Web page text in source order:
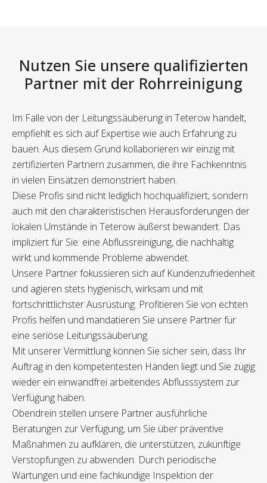
Nutzen Sie unsere qualifizierten
Partner mit der Rohrreinigung
Im Falle von der Leitungssäuberung in Teterow handelt,
empfiehlt es sich auf Expertise wie auch Erfahrung zu
bauen. Aus diesem Grund kollaborieren wir einzig mit
zertifizierten Partnern zusammen, die ihre Fachkenntnis
in vielen Einsätzen demonstriert haben.
Diese Profis sind nicht lediglich hochqualifiziert, sondern
auch mit den charakteristischen Herausforderungen der
lokalen Umstände in Teterow äußerst bewandert. Das
impliziert für Sie: eine Abflussreinigung, die nachhaltig
wirkt und kommende Probleme abwendet.
Unsere Partner fokussieren sich auf Kundenzufriedenheit
und agieren stets hygienisch, wirksam und mit
fortschrittlichster Ausrüstung. Profitieren Sie von echten
Profis helfen und mandatieren Sie unsere Partner für
eine seriöse Leitungssäuberung.
Mit unserer Vermittlung können Sie sicher sein, dass Ihr
Auftrag in den kompetentesten Händen liegt und Sie zügig
wieder ein einwandfrei arbeitendes Abflusssystem zur
Verfügung haben.
Obendrein stellen unsere Partner ausführliche
Beratungen zur Verfügung, um Sie über präventive
Maßnahmen zu aufklären, die unterstützen, zukünftige
Verstopfungen zu abwenden. Durch periodische
Wartungen und eine fachkundige Inspektion der